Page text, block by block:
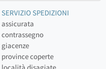
SERVIZIO SPEDIZIONI
assicurata
contrassegno
giacenze
province coperte